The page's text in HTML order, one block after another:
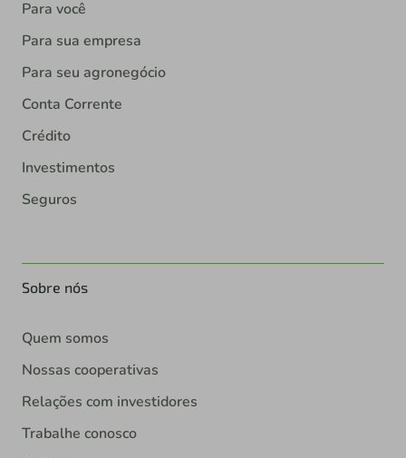
Para você
Para sua empresa
Para seu agronegócio
Conta Corrente
Crédito
Investimentos
Seguros
Sobre nós
Quem somos
Nossas cooperativas
Relações com investidores
Trabalhe conosco